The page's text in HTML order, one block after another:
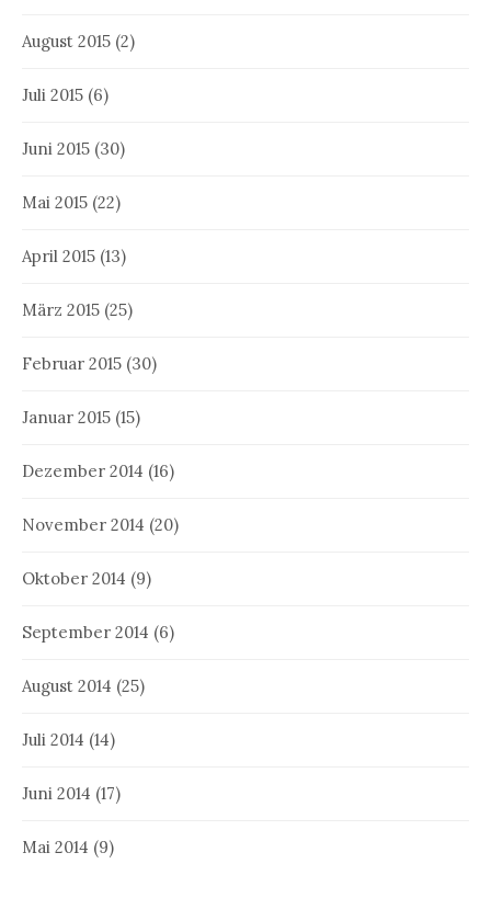
August 2015 (2)
Juli 2015 (6)
Juni 2015 (30)
Mai 2015 (22)
April 2015 (13)
März 2015 (25)
Februar 2015 (30)
Januar 2015 (15)
Dezember 2014 (16)
November 2014 (20)
Oktober 2014 (9)
September 2014 (6)
August 2014 (25)
Juli 2014 (14)
Juni 2014 (17)
Mai 2014 (9)